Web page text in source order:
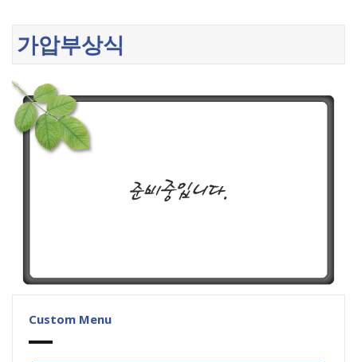
가압부상식
Custom Menu